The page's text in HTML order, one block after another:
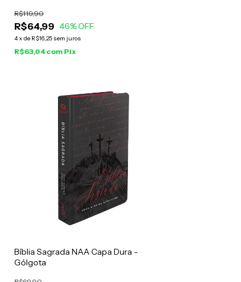
R$64,99
R$119,90
46% OFF
4x de R$16,25 sem juros
R$63,04 com Pix
Bíblia Sagrada NAA Capa Dura -
Gólgota